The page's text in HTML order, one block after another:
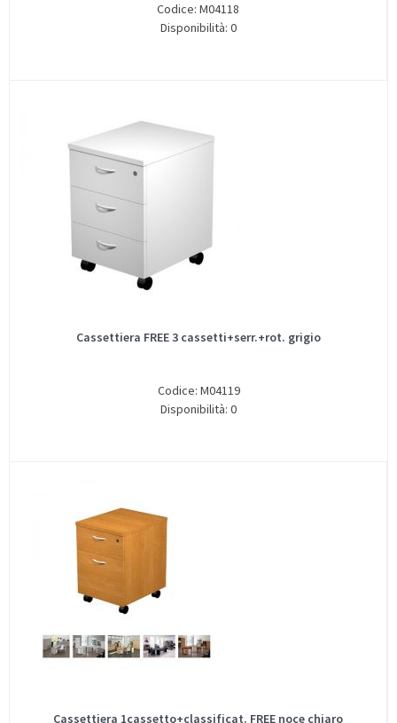
Codice: M04118
Disponibilità: 0
Cassettiera FREE 3 cassetti+serr.+rot. grigio
Codice: M04119
Disponibilità: 0
Cassettiera 1cassetto+classificat. FREE noce chiaro